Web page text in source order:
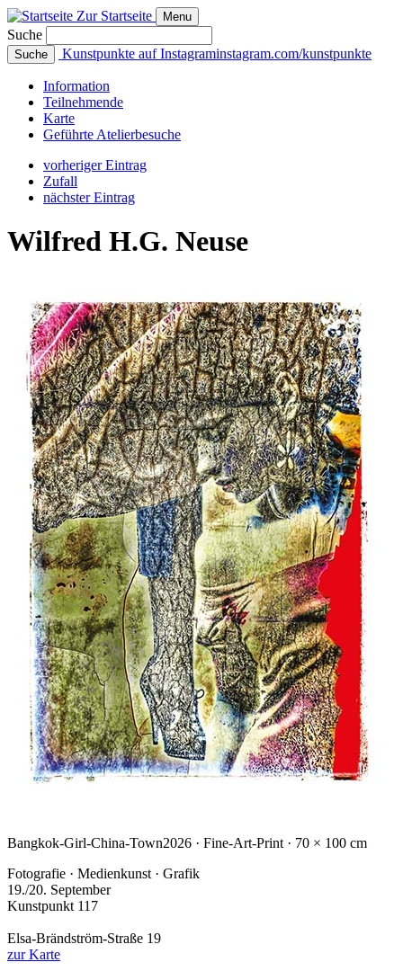
Zur Startseite Menu
Suche
Suche Kunstpunkte auf Instagraminstagram.com/kunstpunkte
Information
Teilnehmende
Karte
Geführte Atelierbesuche
vorheriger Eintrag
Zufall
nächster Eintrag
Wilfred H.G. Neuse
Bangkok-Girl-China-Town2026 · Fine-Art-Print · 70 × 100 cm
Fotografie · Medienkunst · Grafik
19./20. September
Kunstpunkt 117
Elsa-Brändström-Straße 19
zur Karte